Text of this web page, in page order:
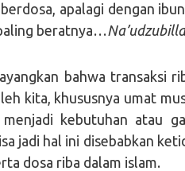
apalagi dengan
beratnya…
bahwa transaksi
kita, khususnya umat
menjadi kebutuhan atau
jadi hal ini disebabkan
dosa riba dalam islam.